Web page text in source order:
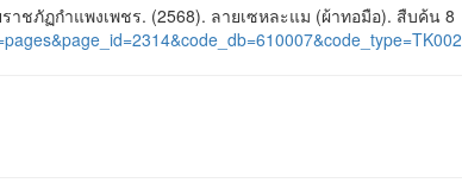
ชภัฏกำแพงเพชร. (2568). ลายเซหละแม (ผ้าทอมือ). สืบค้น 8